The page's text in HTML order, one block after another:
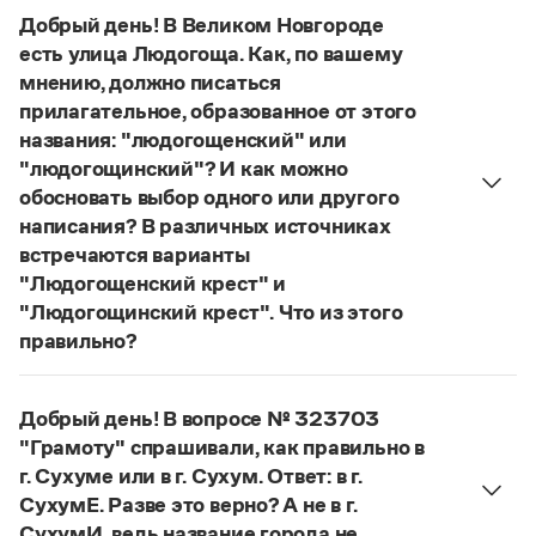
Словари русского языка как государственного
Справочники
Правила русской орфографии и пунктуации
Русский язык. Краткий теоретический курс
Письмовник
Справочник по пунктуации
Словарь-справочник трудностей
Справочник по фразеологии
Азбучные истины
Словарь-справочник непростые слова
Все справочники портала
Журнал
Новости и события
Словарь русских имён
Словарь методических терминов
(1956)
Добрый день! В Великом Новгороде
есть улица Людогоща. Как, по вашему
мнению, должно писаться
прилагательное, образованное от этого
названия: "людогощенский" или
"людогощинский"? И как можно
обосновать выбор одного или другого
написания? В различных источниках
встречаются варианты
"Людогощенский крест" и
"Людогощинский крест". Что из этого
правильно?
Есть орфографическое правило:
географических названий на -а(-я), пишется
суффикс -
инск-. Правильно:Людогоща—
людогощинский . Ср.:Балашиха —балашихинский
Ельня— ельнинский,Истра— истринский
Добрый день! В вопросе № 323703
"Грамоту" спрашивали, как правильно в
г. Сухуме или в г. Сухум. Ответ: в г.
СухумЕ. Разве это верно? А не в г.